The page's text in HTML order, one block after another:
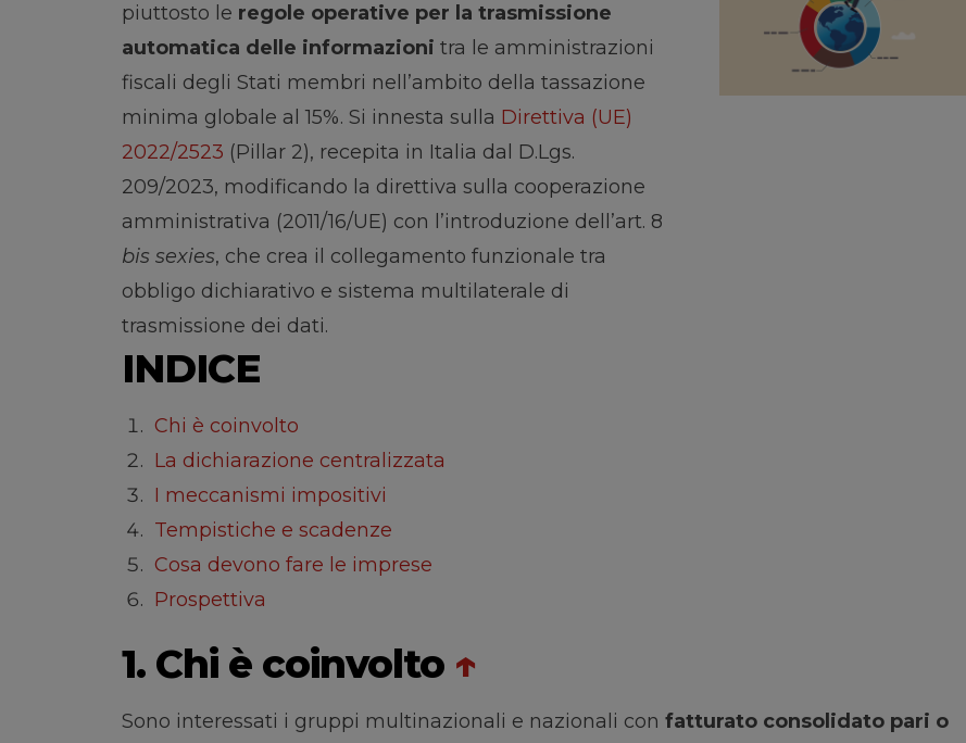
piuttosto le regole operative per la trasmissione
automatica delle informazioni tra le amministrazioni
fiscali degli Stati membri nell’ambito della tassazione
minima globale al 15%. Si innesta sulla Direttiva (UE)
2022/2523 (Pillar 2), recepita in Italia dal D.Lgs.
209/2023, modificando la direttiva sulla cooperazione
amministrativa (2011/16/UE) con l’introduzione dell’art. 8
bis sexies, che crea il collegamento funzionale tra
obbligo dichiarativo e sistema multilaterale di
trasmissione dei dati.
INDICE
Chi è coinvolto
La dichiarazione centralizzata
I meccanismi impositivi
Tempistiche e scadenze
Cosa devono fare le imprese
Prospettiva
1. Chi è coinvolto ↑
Sono interessati i gruppi multinazionali e nazionali con fatturato consolidato pari o